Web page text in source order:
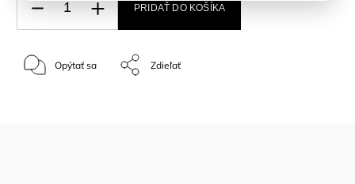
PRIDAŤ DO KOŠÍKA
Opýtať sa Zdieľať